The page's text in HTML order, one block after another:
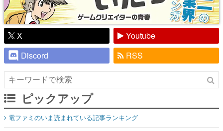
X
Youtube
Discord
RSS
ピックアップ
電ファミのいま読まれている記事ランキング